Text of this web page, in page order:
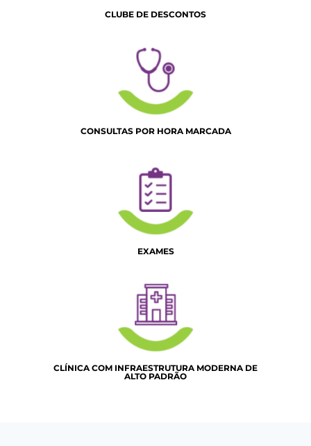
CLUBE DE DESCONTOS
CONSULTAS POR HORA MARCADA
EXAMES
CLÍNICA COM INFRAESTRUTURA MODERNA DE
ALTO PADRÃO